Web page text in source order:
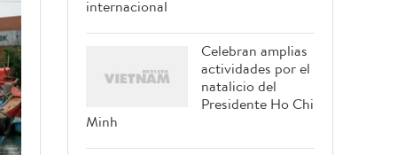
internacional
Celebran amplias
actividades por el
natalicio del
Presidente Ho Chi
Minh